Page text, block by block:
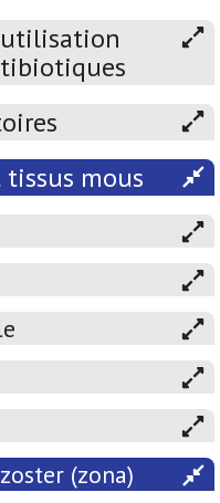
mous
(zona)